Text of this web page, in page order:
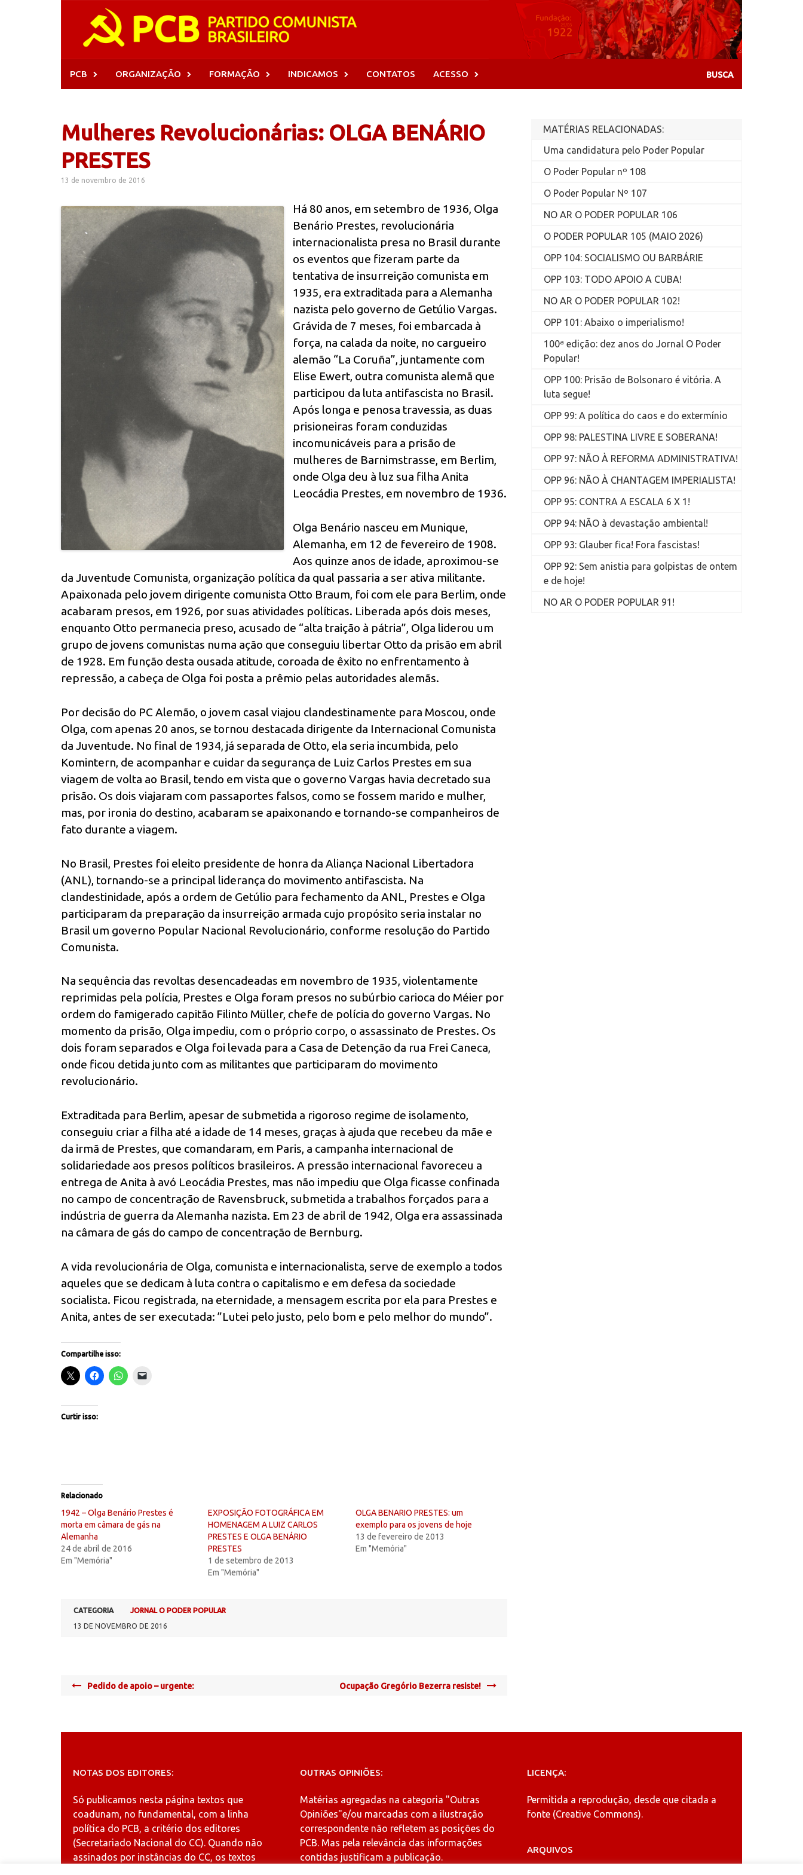
PCB ORGANIZAÇÃO FORMAÇÃO INDICAMOS CONTATOS ACESSO
Mulheres Revolucionárias: OLGA BENÁRIO
PRESTES
13 de novembro de 2016
Há 80 anos, em setembro de 1936, Olga
Benário Prestes, revolucionária
internacionalista presa no Brasil durante
os eventos que fizeram parte da
tentativa de insurreição comunista em
1935, era extraditada para a Alemanha
nazista pelo governo de Getúlio Vargas.
Grávida de 7 meses, foi embarcada à
força, na calada da noite, no cargueiro
alemão “La Coruña”, juntamente com
Elise Ewert, outra comunista alemã que
participou da luta antifascista no Brasil.
Após longa e penosa travessia, as duas
prisioneiras foram conduzidas
incomunicáveis para a prisão de
mulheres de Barnimstrasse, em Berlim,
onde Olga deu à luz sua filha Anita
Leocádia Prestes, em novembro de 1936.
Olga Benário nasceu em Munique,
Alemanha, em 12 de fevereiro de 1908.
Aos quinze anos de idade, aproximou-se
da Juventude Comunista, organização política da qual passaria a ser ativa militante.
Apaixonada pelo jovem dirigente comunista Otto Braum, foi com ele para Berlim, onde
acabaram presos, em 1926, por suas atividades políticas. Liberada após dois meses,
enquanto Otto permanecia preso, acusado de “alta traição à pátria”, Olga liderou um
grupo de jovens comunistas numa ação que conseguiu libertar Otto da prisão em abril
de 1928. Em função desta ousada atitude, coroada de êxito no enfrentamento à
repressão, a cabeça de Olga foi posta a prêmio pelas autoridades alemãs.
Por decisão do PC Alemão, o jovem casal viajou clandestinamente para Moscou, onde
Olga, com apenas 20 anos, se tornou destacada dirigente da Internacional Comunista
da Juventude. No final de 1934, já separada de Otto, ela seria incumbida, pelo
Komintern, de acompanhar e cuidar da segurança de Luiz Carlos Prestes em sua
viagem de volta ao Brasil, tendo em vista que o governo Vargas havia decretado sua
prisão. Os dois viajaram com passaportes falsos, como se fossem marido e mulher,
mas, por ironia do destino, acabaram se apaixonando e tornando-se companheiros de
fato durante a viagem.
No Brasil, Prestes foi eleito presidente de honra da Aliança Nacional Libertadora
(ANL), tornando-se a principal liderança do movimento antifascista. Na
clandestinidade, após a ordem de Getúlio para fechamento da ANL, Prestes e Olga
participaram da preparação da insurreição armada cujo propósito seria instalar no
Brasil um governo Popular Nacional Revolucionário, conforme resolução do Partido
Comunista.
Na sequência das revoltas desencadeadas em novembro de 1935, violentamente
reprimidas pela polícia, Prestes e Olga foram presos no subúrbio carioca do Méier por
ordem do famigerado capitão Filinto Müller, chefe de polícia do governo Vargas. No
momento da prisão, Olga impediu, com o próprio corpo, o assassinato de Prestes. Os
dois foram separados e Olga foi levada para a Casa de Detenção da rua Frei Caneca,
onde ficou detida junto com as militantes que participaram do movimento
revolucionário.
Extraditada para Berlim, apesar de submetida a rigoroso regime de isolamento,
conseguiu criar a filha até a idade de 14 meses, graças à ajuda que recebeu da mãe e
da irmã de Prestes, que comandaram, em Paris, a campanha internacional de
solidariedade aos presos políticos brasileiros. A pressão internacional favoreceu a
entrega de Anita à avó Leocádia Prestes, mas não impediu que Olga ficasse confinada
no campo de concentração de Ravensbruck, submetida a trabalhos forçados para a
indústria de guerra da Alemanha nazista. Em 23 de abril de 1942, Olga era assassinada
na câmara de gás do campo de concentração de Bernburg.
A vida revolucionária de Olga, comunista e internacionalista, serve de exemplo a todos
aqueles que se dedicam à luta contra o capitalismo e em defesa da sociedade
socialista. Ficou registrada, na eternidade, a mensagem escrita por ela para Prestes e
Anita, antes de ser executada: ”Lutei pelo justo, pelo bom e pelo melhor do mundo”.
Compartilhe isso:
Curtir isso:
Relacionado
1942 – Olga Benário Prestes é
morta em câmara de gás na
Alemanha
24 de abril de 2016
Em "Memória"
EXPOSIÇÃO FOTOGRÁFICA EM
HOMENAGEM A LUIZ CARLOS
PRESTES E OLGA BENÁRIO
PRESTES
1 de setembro de 2013
Em "Memória"
OLGA BENARIO PRESTES: um
exemplo para os jovens de hoje
13 de fevereiro de 2013
Em "Memória"
CATEGORIA
JORNAL O PODER POPULAR
13 DE NOVEMBRO DE 2016
PostPedido de apoio – urgente: Ocupação Gregório Bezerra resiste!
MATÉRIAS RELACIONADAS:
Uma candidatura pelo Poder Popular
O Poder Popular nº 108
O Poder Popular Nº 107
NO AR O PODER POPULAR 106
O PODER POPULAR 105 (MAIO 2026)
OPP 104: SOCIALISMO OU BARBÁRIE
OPP 103: TODO APOIO A CUBA!
NO AR O PODER POPULAR 102!
OPP 101: Abaixo o imperialismo!
100ª edição: dez anos do Jornal O Poder
Popular!
OPP 100: Prisão de Bolsonaro é vitória. A
luta segue!
OPP 99: A política do caos e do extermínio
OPP 98: PALESTINA LIVRE E SOBERANA!
OPP 97: NÃO À REFORMA ADMINISTRATIVA!
OPP 96: NÃO À CHANTAGEM IMPERIALISTA!
OPP 95: CONTRA A ESCALA 6 X 1!
OPP 94: NÃO à devastação ambiental!
OPP 93: Glauber fica! Fora fascistas!
OPP 92: Sem anistia para golpistas de ontem
e de hoje!
NO AR O PODER POPULAR 91!
NOTAS DOS EDITORES:
Só publicamos nesta página textos que
coadunam, no fundamental, com a linha
política do PCB, a critério dos editores
(Secretariado Nacional do CC). Quando não
assinados por instâncias do CC, os textos
OUTRAS OPINIÕES:
Matérias agregadas na categoria "Outras
Opiniões"e/ou marcadas com a ilustração
correspondente não refletem as posições do
PCB. Mas pela relevância das informações
contidas justificam a publicação.
LICENÇA:
Permitida a reprodução, desde que citada a
fonte (Creative Commons).
ARQUIVOS